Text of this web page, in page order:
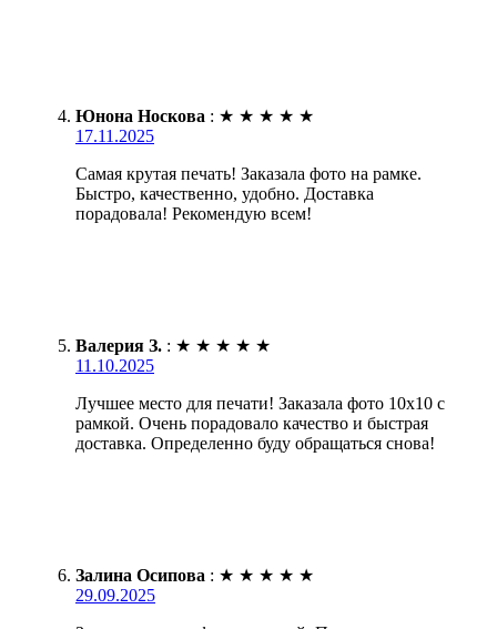
Юнона Носкова : ★ ★ ★ ★ ★
17.11.2025
Самая крутая печать! Заказала фото на рамке.
Быстро, качественно, удобно. Доставка
порадовала! Рекомендую всем!
Валерия З. : ★ ★ ★ ★ ★
11.10.2025
Лучшее место для печати! Заказала фото 10х10 с
рамкой. Очень порадовало качество и быстрая
доставка. Определенно буду обращаться снова!
Залина Осипова : ★ ★ ★ ★ ★
29.09.2025